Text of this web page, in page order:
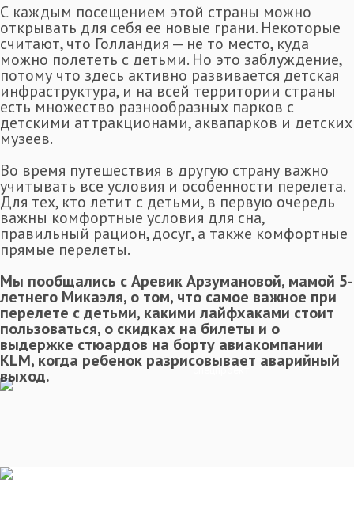
С каждым посещением этой страны можно
открывать для себя ее новые грани. Некоторые
считают, что Голландия — не то место, куда
можно полететь с детьми. Но это заблуждение,
потому что здесь активно развивается детская
инфраструктура, и на всей территории страны
есть множество разнообразных парков с
детскими аттракционами, аквапарков и детских
музеев.
Во время путешествия в другую страну важно
учитывать все условия и особенности перелета.
Для тех, кто летит с детьми, в первую очередь
важны комфортные условия для сна,
правильный рацион, досуг, а также комфортные
прямые перелеты.
Мы пообщались с Аревик Арзумановой, мамой 5-
летнего Микаэля, о том, что самое важное при
перелете с детьми, какими лайфхаками стоит
пользоваться, о скидках на билеты и о
выдержке стюардов на борту авиакомпании
KLM, когда ребенок разрисовывает аварийный
выход.